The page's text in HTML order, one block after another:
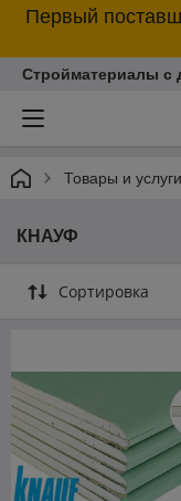
Первый
Стройматериалы с
Товары и услуги
КНАУФ
Сортировка